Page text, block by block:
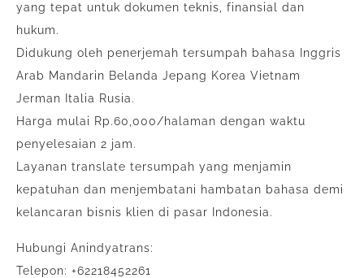
yang tepat untuk dokumen teknis, finansial dan
hukum.
Didukung oleh penerjemah tersumpah bahasa Inggris
Arab Mandarin Belanda Jepang Korea Vietnam
Jerman Italia Rusia.
Harga mulai Rp.60,000/halaman dengan waktu
penyelesaian 2 jam.
Layanan translate tersumpah yang menjamin
kepatuhan dan menjembatani hambatan bahasa demi
kelancaran bisnis klien di pasar Indonesia.
Hubungi Anindyatrans:
Telepon: +62218452261